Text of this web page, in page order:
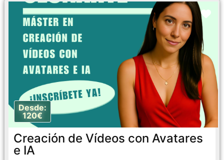
Desde:
120€
Creación de Vídeos con Avatares
e IA